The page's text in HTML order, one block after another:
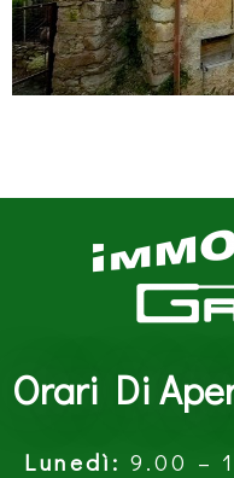
Orari Di
Lunedì: 9.00 –